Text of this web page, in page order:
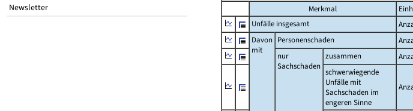
Newsletter
Merkmal
Unfälle insgesamt
Davon
mit
Personenschaden
nur
Sachschaden
zusammen
schwerwiegende
Unfälle mit
Sachschaden im
engeren Sinne